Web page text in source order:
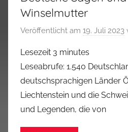
Winselmutter
Veröffentlicht am 19. Juli 2023
Lesezeit 3 minutes
Leseabrufe: 1.540
deutschsprachigen Länder
Liechtenstein und die
und Legenden, die von